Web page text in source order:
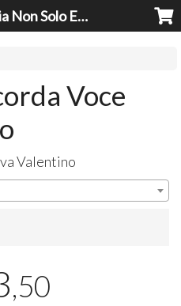
Bioprofumeria Non Solo Essenze
Voce
Valentino
,50